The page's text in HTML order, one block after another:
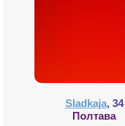
Sladkaja, 34
Полтава